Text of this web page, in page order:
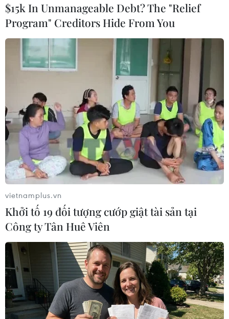
SpaceX phóng thêm 15 vệ tinh Starlink lên
quỹ đạo của Trái đất
21/07/2023 07:46
Các vệ tinh Starlink sẽ cung cấp Internet băng thông
rộng tốc độ cao cho các địa điểm mà việc truy cập
Internet có chi phí đắt đỏ, hoặc hoàn toàn không thể
thực hiện được.
$15k In Unmanageable Debt? The "Relief
Program" Creditors Hide From You
vietnamplus.vn
Khởi tố 19 đối tượng cướp giật tài sản tại
Công ty Tân Huê Viên